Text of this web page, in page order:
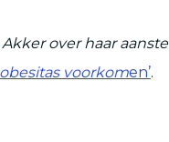
over haar
voorkomen’.